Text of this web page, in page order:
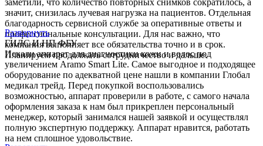
заметили, что количество повторных снимков сократилось, а
значит, снизилась лучевая нагрузка на пациентов. Отдельная
благодарность сервисной службе за оперативные ответы и
профессиональные консультации. Для нас важно, что
компания выполняет все обязательства точно и в срок.
Планируем продолжать сотрудничество и дальше.
Развернуть
ГИЛС И НП ФБУ
Искали аппарат для диагностики кожи и волос под
увеличением Aramo Smart Lite. Самое выгодное и подходящее
оборудование по адекватной цене нашли в компании Глобал
медикал трейд. Перед покупкой воспользовались
возможностью, аппарат проверили в работе, с самого начала
оформления заказа к нам был прикреплен персональный
менеджер, который занимался нашей заявкой и осуществлял
полную экспертную поддержку. Аппарат нравится, работать
на нем сплошное удовольствие.